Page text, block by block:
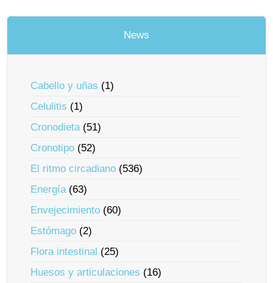
News
Cabello y uñas (1)
Celulitis (1)
Cronodieta(51)
Cronotipo (52)
El ritmo circadiano (536)
Energía(63)
Envejecimiento (60)
Estómago (2)
Flora intestinal (25)
Huesos y articulaciones (16)